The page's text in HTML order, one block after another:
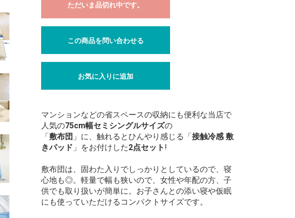
ただいま品切れ中です。
この商品を問い合わせる
お気に入りに追加
マンションなどの省スペースの収納にも便利な当店で
人気の75cm幅セミシングルサイズの
「敷布団 」に、触れるとひんやり感じる「接触冷感 敷
きパッド 」をお付けした2点セット !
敷布団は、固わた入りでしっかりとしているので、寝
心地も◎。軽量で幅も狭いので、女性や年配の方、子
供でも取り扱いが簡単に。お子さんとの添い寝や仮眠
にも使っていただけるコンパクトサイズです。